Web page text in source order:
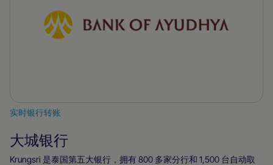
实时银行转账
大城银行
Krungsri 是泰国第五大银行，拥有 800 多家分行和 1,500 台自动取